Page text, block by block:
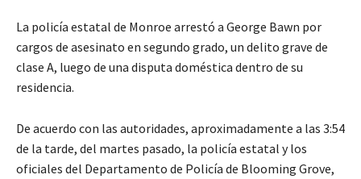
La policía estatal de Monroe arrestó a George Bawn por
cargos de asesinato en segundo grado, un delito grave de
clase A, luego de una disputa doméstica dentro de su
residencia.
De acuerdo con las autoridades, aproximadamente a las 3:54
de la tarde, del martes pasado, la policía estatal y los
oficiales del Departamento de Policía de Blooming Grove,